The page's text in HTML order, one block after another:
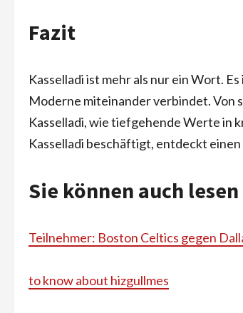
Fazit
Kasselladi ist mehr als nur ein Wort.
Moderne miteinander verbindet. Von
Kasselladi, wie tiefgehende Werte in
Kasselladi beschäftigt, entdeckt
Sie können auch lesen
Teilnehmer: Boston Celtics gegen
to know about hizgullmes